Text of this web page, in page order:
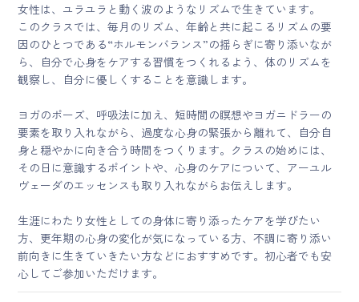
女性は、ユラユラと動く波のようなリズムで生きています。
このクラスでは、毎月のリズム、年齢と共に起こるリズムの要
因のひとつである“ホルモンバランス”の揺らぎに寄り添いなが
ら、自分で心身をケアする習慣をつくれるよう、体のリズムを
観察し、自分に優しくすることを意識します。
ヨガのポーズ、呼吸法に加え、短時間の瞑想やヨガニドラーの
要素を取り入れながら、過度な心身の緊張から離れて、自分自
身と穏やかに向き合う時間をつくります。クラスの始めには、
その日に意識するポイントや、心身のケアについて、アーユル
ヴェーダのエッセンスも取り入れながらお伝えします。
生涯にわたり女性としての身体に寄り添ったケアを学びたい
方、更年期の心身の変化が気になっている方、不調に寄り添い
前向きに生きていきたい方などにおすすめです。初心者でも安
心してご参加いただけます。